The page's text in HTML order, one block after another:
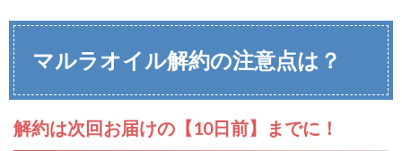
マルラオイル解約の注意点は？
解約は次回お届けの【10日前】までに！